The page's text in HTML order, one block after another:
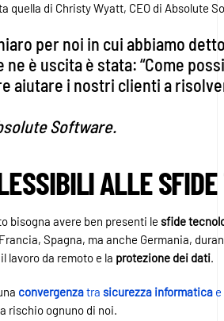
quella di Christy Wyatt, CEO di Absolute
per noi in cui abbiamo
ne è uscita è stata: “Come
aiutare i nostri clienti a
Software.
ALLE
bisogna avere ben presenti le sfide
Spagna, ma anche Germania,
lavoro da remoto e la protezione dei dati.
convergenzatra sicurezza informatica
rischio ognuno di noi.